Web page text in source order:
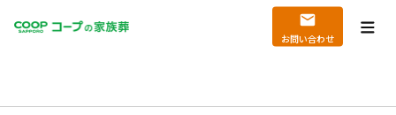
Warning: file_get_contents(): Filename cannot be empty in
/home/hatanophoto/coop-
kazokusou.jp/public_html/wp_new/wp-content/themes/coop/functions.phpon
北海道の葬儀・家族葬ならコープの家族葬｜
お問い合わせ